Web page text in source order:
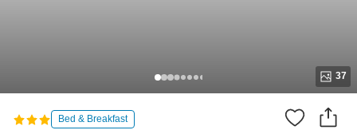
37
Bed & Breakfast